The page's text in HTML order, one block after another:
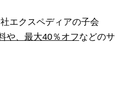
エクスペディアの子会
や、最大40％オフなどのサ